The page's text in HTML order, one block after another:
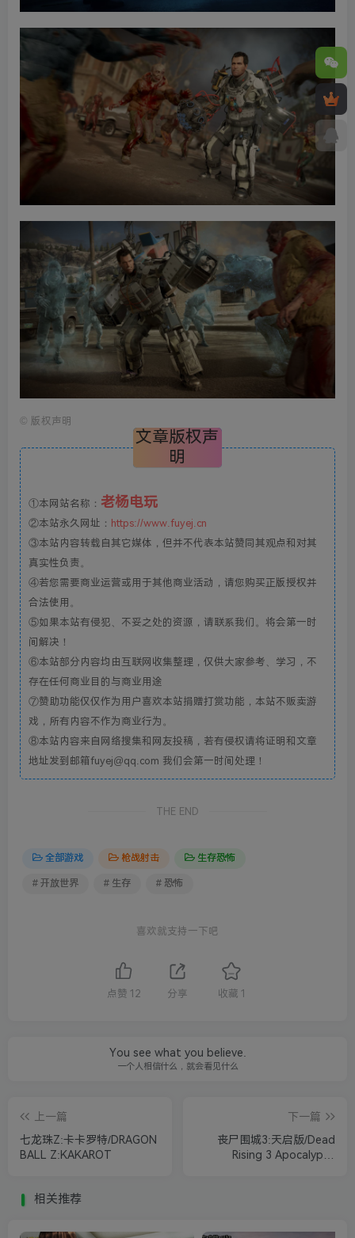
© 版权声明
文章版权声
明
①本网站名称： 老杨电玩
②本站永久网址： https://www.fuyej.cn
③本站内容转载自其它媒体，但并不代表本站赞同其观点和对其
真实性负责。
④若您需要商业运营或用于其他商业活动，请您购买正版授权并
合法使用。
⑤如果本站有侵犯、不妥之处的资源，请联系我们。将会第一时
间解决！
⑥本站部分内容均由互联网收集整理，仅供大家参考、学习，不
存在任何商业目的与商业用途
⑦赞助功能仅仅作为用户喜欢本站捐赠打赏功能，本站不贩卖游
戏，所有内容不作为商业行为。
⑧本站内容来自网络搜集和网友投稿，若有侵权请将证明和文章
地址发到邮箱fuyej@qq.com 我们会第一时间处理！
THE END
全部游戏 枪战射击 生存恐怖
# 开放世界 # 生存 # 恐怖
喜欢就支持一下吧
点赞 12 分享 收藏 1
You see what you believe.
一个人相信什么，就会看见什么
上一篇
七龙珠Z:卡卡罗特/DRAGON
BALL Z:KAKAROT
下一篇
丧尸围城3:天启版/Dead
Rising 3 Apocalypse
相关推荐